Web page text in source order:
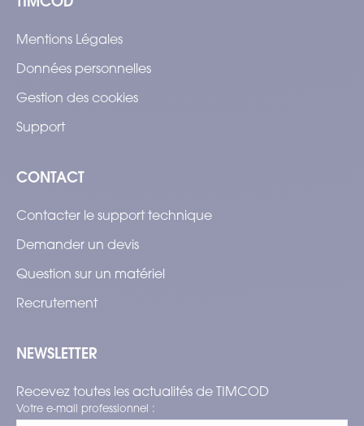
Mentions Légales
Données personnelles
Gestion des cookies
Support
CONTACT
Contacter le support technique
Demander un devis
Question sur un matériel
Recrutement
NEWSLETTER
Recevez toutes les actualités de TIMCOD
Votre e-mail professionnel :